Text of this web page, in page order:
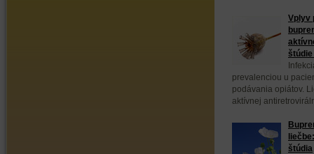
Vplyv
štúdie
prevalenciou u
podávania opiátov.
aktívnej
štúdia